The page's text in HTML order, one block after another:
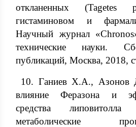
откланенных
гистаминовом и
Научный журнал
технические науки.
публикаций, Москва, 2018,
10. Ганиев Х.А., Азонов
влияние Феразона и
средства
метаболические